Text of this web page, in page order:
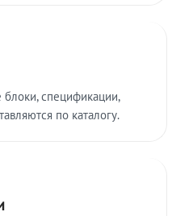
спецификации,
по каталогу.